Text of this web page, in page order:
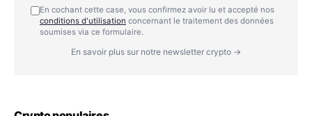
En cochant cette case, vous confirmez avoir lu et accepté nos
conditions d'utilisation concernant le traitement des données
soumises via ce formulaire.
En savoir plus sur notre newsletter crypto →